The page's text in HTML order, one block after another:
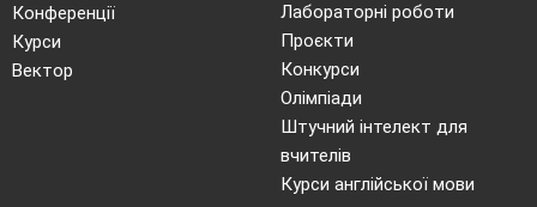
Порівняємо такі підручники з алгебри та
початків аналізу для 10 класу за різними рівнями по
темі «Тригонометричні функції»:
1.Мерзляк А. Г., Полонський В. Б., Якір М.С.
Алгебра і початки аналізу (поглиблений
Конференції
Курси
Вектор
Лабораторні роботи
Проєкти
Конкурси
Олімпіади
Штучний інтелект для
вчителів
Курси англійської мови